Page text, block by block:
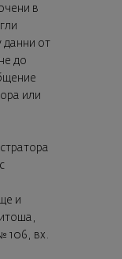
в
данни от
до
или
и
106, вх.